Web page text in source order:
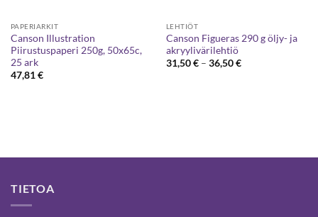
PAPERIARKIT
Canson Illustration
Piirustuspaperi 250g, 50x65c,
25 ark
47,81€
LEHTIÖT
Canson Figueras 290 g öljy- ja
akryylivärilehtiö
31,50€ – 36,50€Hintaluokka:
TIETOA